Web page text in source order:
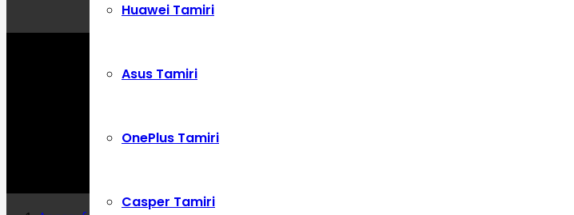
Huawei Tamiri
Asus Tamiri
OnePlus Tamiri
Casper Tamiri